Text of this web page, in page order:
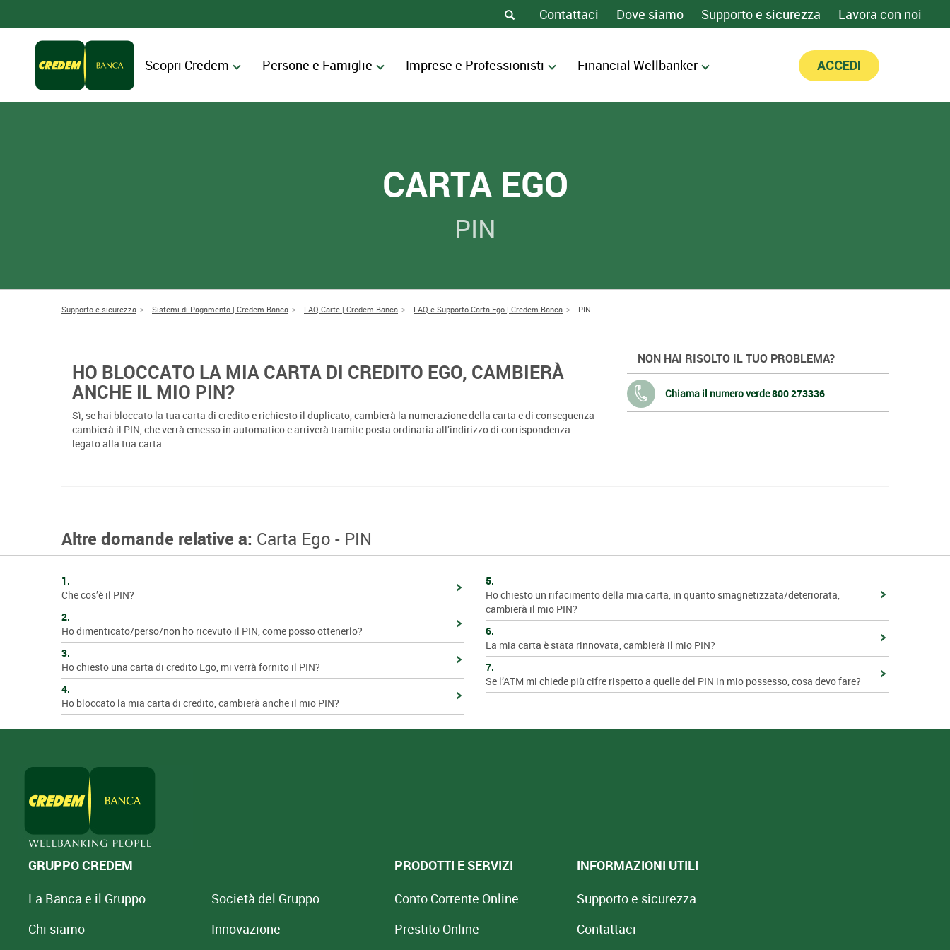
Contattaci Dove siamo Supporto e sicurezza Lavora con noi
Scopri Credem Persone e Famiglie Imprese e Professionisti Financial Wellbanker ACCEDI
CARTA EGO
PIN
Supporto e sicurezza Sistemi di Pagamento | Credem Banca FAQ Carte | Credem Banca FAQ e Supporto Carta Ego | Credem Banca PIN
HO BLOCCATO LA MIA CARTA DI CREDITO EGO, CAMBIERÀ
ANCHE IL MIO PIN?
Sì, se hai bloccato la tua carta di credito e richiesto il duplicato, cambierà la numerazione della carta e di conseguenza
cambierà il PIN, che verrà emesso in automatico e arriverà tramite posta ordinaria all’indirizzo di corrispondenza
legato alla tua carta.
NON HAI RISOLTO IL TUO PROBLEMA?
Chiama il numero verde800 273336
Altre domande relative a: Carta Ego - PIN
1.
Che cos’è il PIN?
2.
Ho dimenticato/perso/non ho ricevuto il PIN, come posso ottenerlo?
3.
Ho chiesto una carta di credito Ego, mi verrà fornito il PIN?
4.
Ho bloccato la mia carta di credito, cambierà anche il mio PIN?
5.
Ho chiesto un rifacimento della mia carta, in quanto smagnetizzata/deteriorata,
cambierà il mio PIN?
6.
La mia carta è stata rinnovata, cambierà il mio PIN?
7.
Se l’ATM mi chiede più cifre rispetto a quelle del PIN in mio possesso, cosa devo fare?
GRUPPO CREDEM
La Banca e il Gruppo
Chi siamo
Società del Gruppo
Innovazione
PRODOTTI E SERVIZI
Conto Corrente Online
Prestito Online
INFORMAZIONI UTILI
Supporto e sicurezza
Contattaci